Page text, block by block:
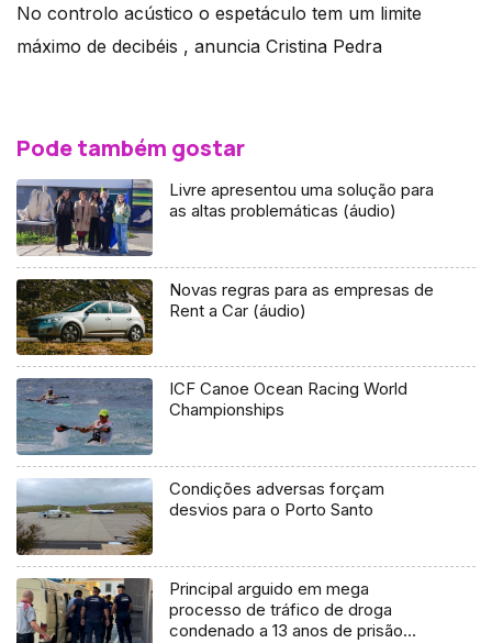
No controlo acústico o espetáculo tem um limite
máximo de decibéis , anuncia Cristina Pedra
Pode também gostar
Livre apresentou uma solução para
as altas problemáticas (áudio)
Novas regras para as empresas de
Rent a Car (áudio)
ICF Canoe Ocean Racing World
Championships
Condições adversas forçam
desvios para o Porto Santo
Principal arguido em mega
processo de tráfico de droga
condenado a 13 anos de prisão